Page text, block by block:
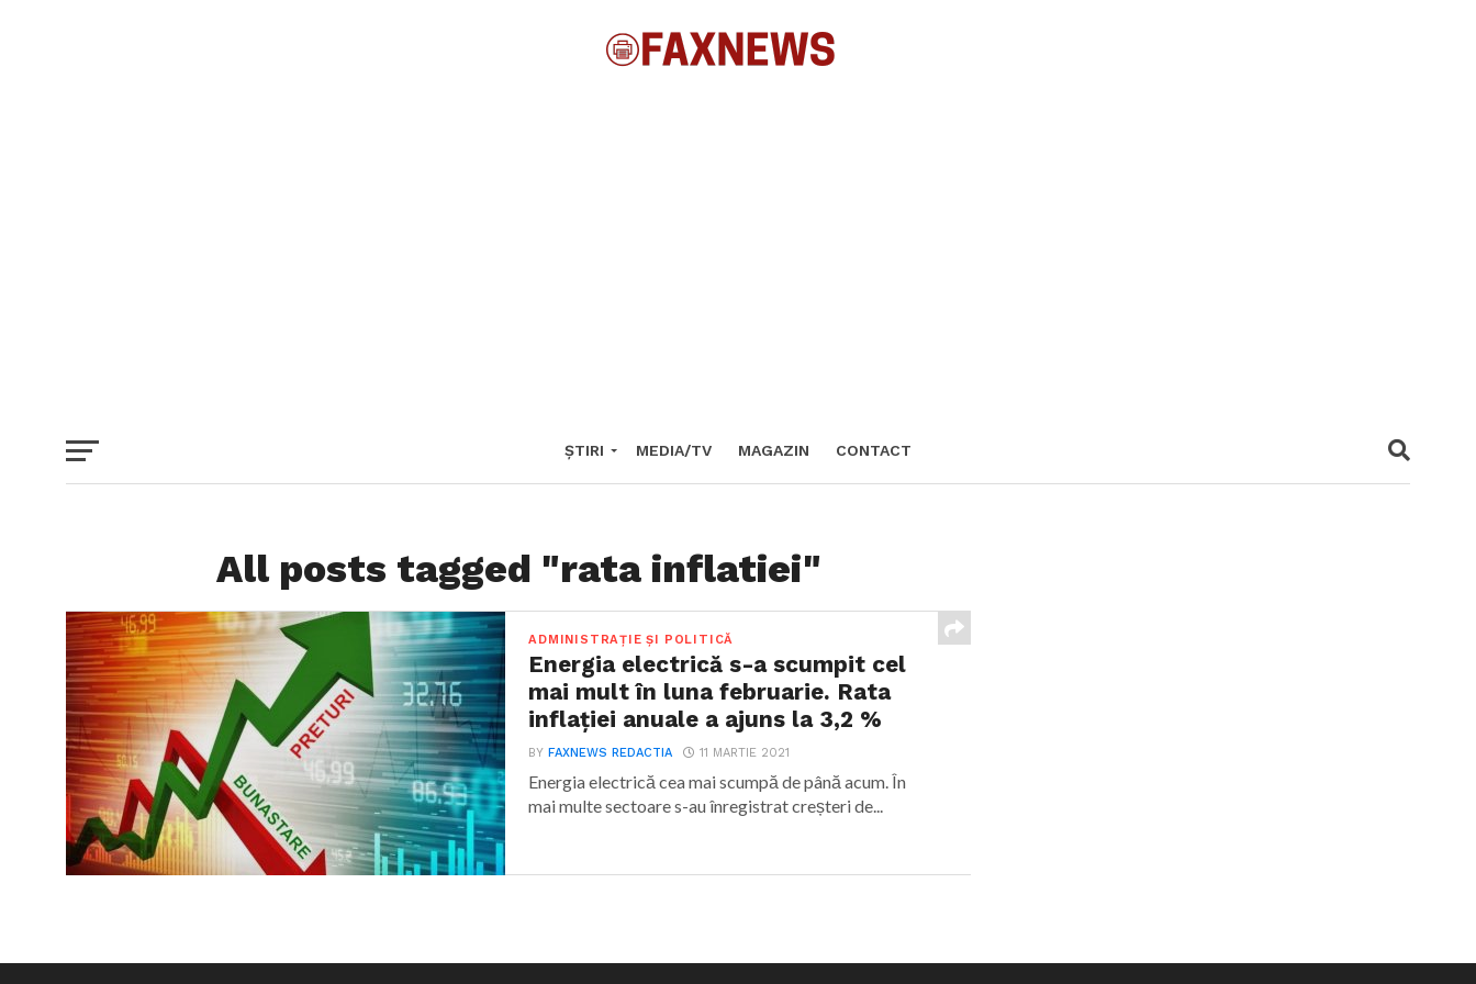
ȘTIRI MEDIA/TV MAGAZIN CONTACT
All posts tagged "rata inflatiei"
ADMINISTRAȚIE ȘI POLITICĂ
Energia electrică s-a scumpit cel
mai mult în luna februarie. Rata
inflației anuale a ajuns la 3,2 %
BYFAXNEWS REDACTIA 11 MARTIE 2021
Energia electrică cea mai scumpă de până acum. În
mai multe sectoare s-au înregistrat creșteri de...